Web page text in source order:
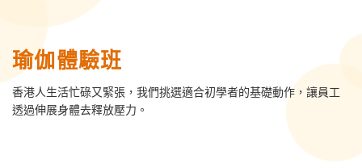
瑜伽體驗班
香港人生活忙碌又緊張，我們挑選適合初學者的基礎動作，讓員工
透過伸展身體去釋放壓力。